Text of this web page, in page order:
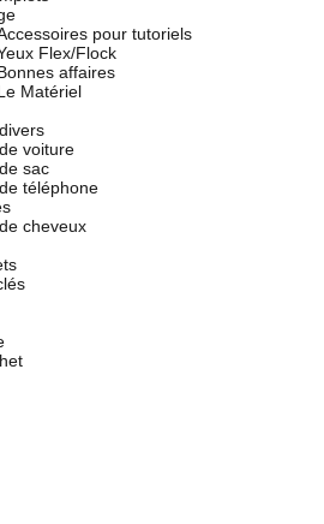
pour tutoriels
Flex/Flock
affaires
Matériel
voiture
sac
téléphone
cheveux